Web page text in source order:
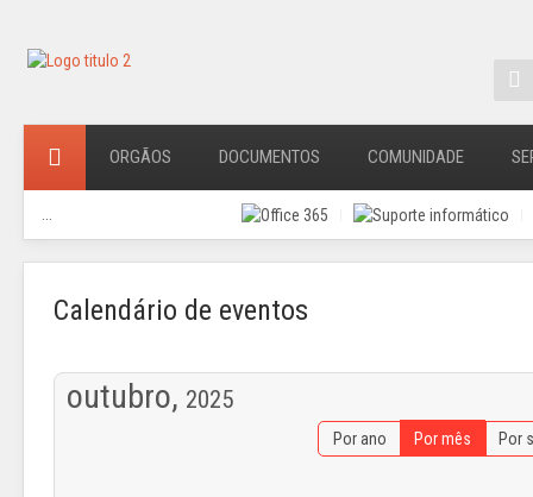
ORGÃOS DOCUMENTOS COMUNIDADE
Calendário de eventos
outubro, 2025
Por ano Por mês Por